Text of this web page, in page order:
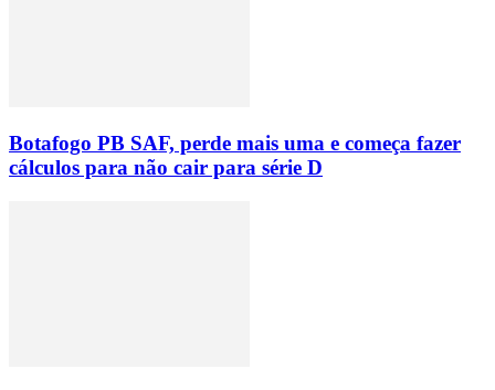
Botafogo PB SAF, perde mais uma e começa fazer
cálculos para não cair para série D